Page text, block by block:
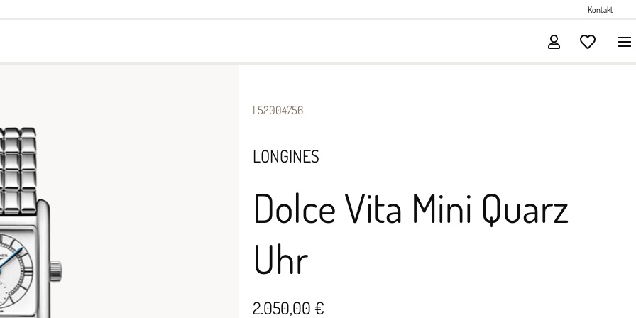
Kontakt
L52004756
LONGINES
Dolce Vita Mini Quarz
Uhr
2.050,00 €